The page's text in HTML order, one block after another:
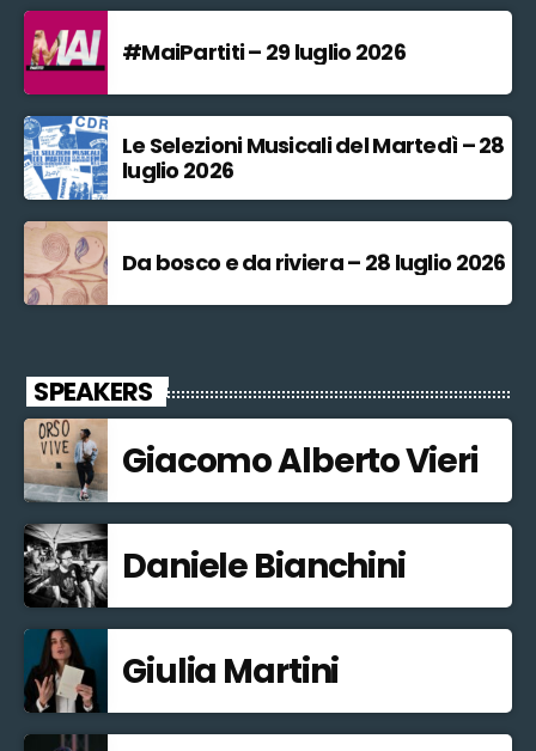
#MaiPartiti – 29 luglio 2026
Le Selezioni Musicali del Martedì – 28
luglio 2026
Da bosco e da riviera – 28 luglio 2026
SPEAKERS
Giacomo Alberto Vieri
Daniele Bianchini
Giulia Martini